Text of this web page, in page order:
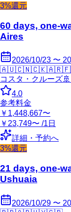
3%還元
60 days, one-
Aires
2026/10/23 〜
🇦🇺🇨🇳🇨🇰🇦🇷
コスタ・クルーズ🚢
4.0
参考料金
￥1,448,667〜
￥23,749〜 /1日
詳細・予約へ
3%還元
21 days, one-
Ushuaia
2026/10/29 〜